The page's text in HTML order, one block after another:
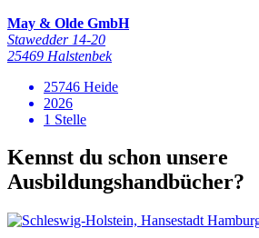
May & Olde GmbH
Stawedder 14-20
25469 Halstenbek
25746 Heide
2026
1 Stelle
Kennst du schon unsere
Ausbildungshandbücher?